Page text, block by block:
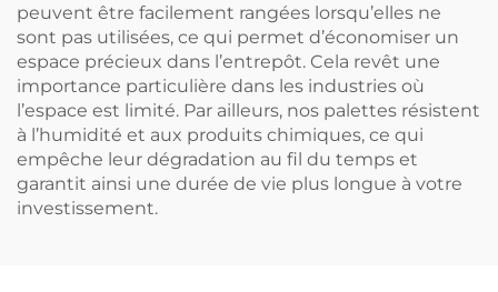
peuvent être facilement rangées lorsqu’elles ne
sont pas utilisées, ce qui permet d’économiser un
espace précieux dans l’entrepôt. Cela revêt une
importance particulière dans les industries où
l’espace est limité. Par ailleurs, nos palettes résistent
à l’humidité et aux produits chimiques, ce qui
empêche leur dégradation au fil du temps et
garantit ainsi une durée de vie plus longue à votre
investissement.